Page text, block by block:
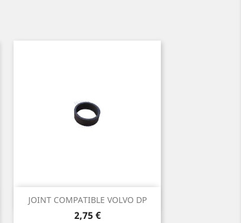
JOINT COMPATIBLE VOLVO DP
Prix
2,75 €
Aperçu rapide